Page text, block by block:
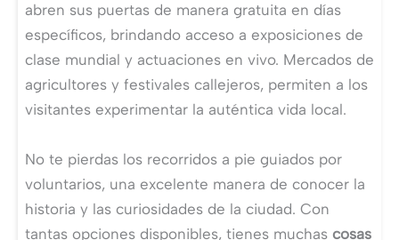
abren sus puertas de manera gratuita en días
específicos, brindando acceso a exposiciones de
clase mundial y actuaciones en vivo. Mercados de
agricultores y festivales callejeros, permiten a los
visitantes experimentar la auténtica vida local.
No te pierdas los recorridos a pie guiados por
voluntarios, una excelente manera de conocer la
historia y las curiosidades de la ciudad. Con
tantas opciones disponibles, tienes muchas cosas